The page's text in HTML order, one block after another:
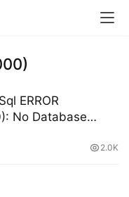
ERROR
No Database
2.0K